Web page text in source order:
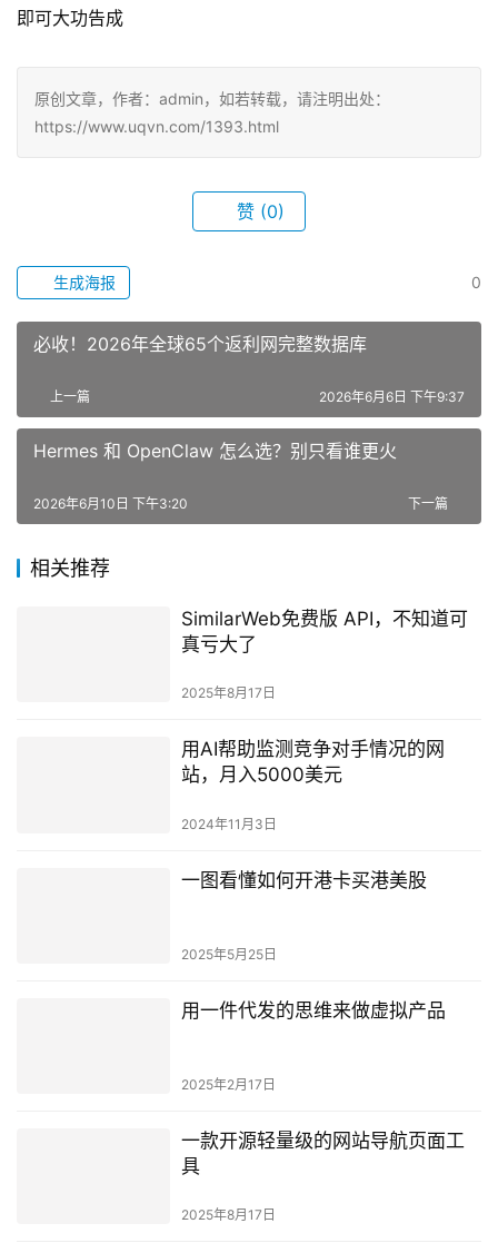
即可大功告成
原创文章，作者：admin，如若转载，请注明出处：
https://www.uqvn.com/1393.html
赞 (0)
0
生成海报
必收！2026年全球65个返利网完整数据库
上一篇 2026年6月6日 下午9:37
Hermes 和 OpenClaw 怎么选？别只看谁更火
下一篇
2026年6月10日 下午3:20
相关推荐
SimilarWeb免费版 API，不知道可
真亏大了
2025年8月17日
用AI帮助监测竞争对手情况的网
站，月入5000美元
2024年11月3日
一图看懂如何开港卡买港美股
2025年5月25日
用一件代发的思维来做虚拟产品
2025年2月17日
一款开源轻量级的网站导航页面工
具
2025年8月17日